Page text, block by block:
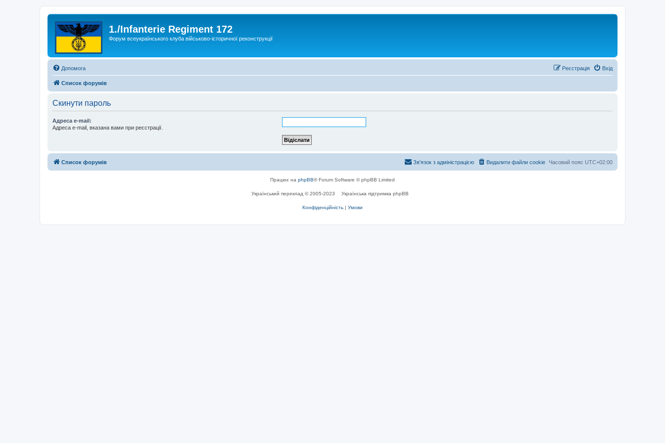
1./Infanterie Regiment 172
Форум всеукраїнського клуба військово-історичної реконструкції
Допомога Вхід
Реєстрація
Список форумів
Скинути пароль
Адреса e-mail:
Адреса e-mail, вказана вами при реєстрації.
Список форумів Часовий пояс UTC+02:00
Видалити файли cookie
Зв'язок з адміністрацією
Працює на phpBB® Forum Software © phpBB Limited
Український переклад © 2005-2023 Українська підтримка phpBB
Конфіденційність | Умови